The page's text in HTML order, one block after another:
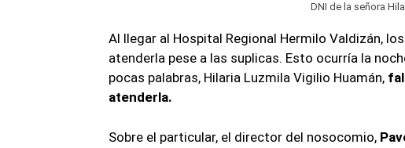
DNI de la señora
Al llegar al Hospital Regional Hermilo Valdizán,
atenderla pese a las suplicas. Esto ocurría la
pocas palabras, Hilaria Luzmila Vigilio Huamán,
atenderla.
Sobre el particular, el director del nosocomio,